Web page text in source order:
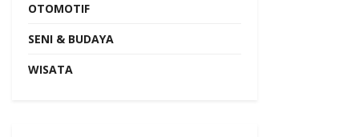
OTOMOTIF
SENI & BUDAYA
WISATA